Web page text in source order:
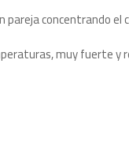
concentrando el
muy fuerte y